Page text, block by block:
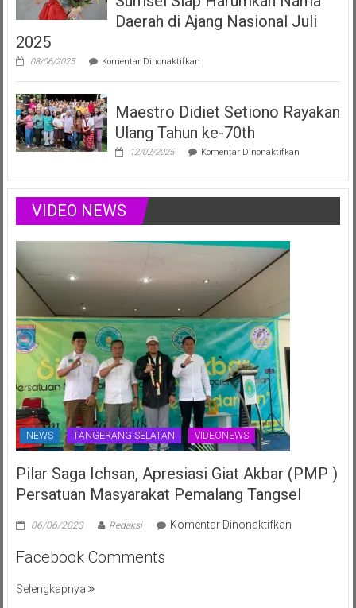
Menginspirasi
Modelling
Positif
Daerah di Ajang Nasional Juli
2025
08/06/2025 Komentar Dinonaktifkanpada
Elizabeth,
Anak
Sumsel
Siap
Harumkan
Ajang
Juli
Maestro Didiet Setiono Rayakan
Ulang Tahun ke-70th
12/02/2025 Komentar Dinonaktifkanpada
Setiono
Rayakan
Tahun
VIDEO NEWS
NEWS TANGERANG SELATAN VIDEONEWS
Pilar Saga Ichsan, Apresiasi Giat Akbar (PMP )
Persatuan Masyarakat Pemalang Tangsel
06/06/2023 Redaksi Komentar Dinonaktifkanpada
Facebook Comments
Selengkapnya